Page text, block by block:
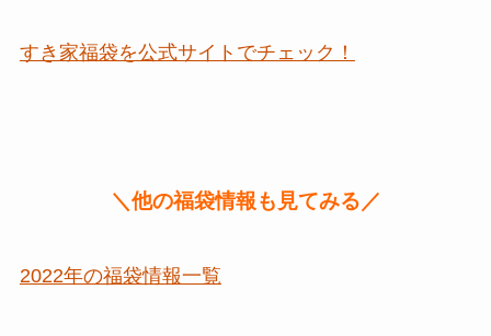
すき家福袋を公式サイトでチェック！
＼他の福袋情報も見てみる／
2022年の福袋情報一覧